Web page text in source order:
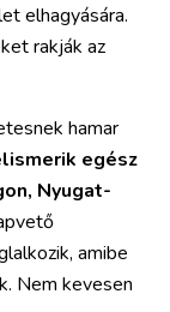
elhagyására.
rakják az
hamar
egész
Nyugat-
amibe
Nem kevesen